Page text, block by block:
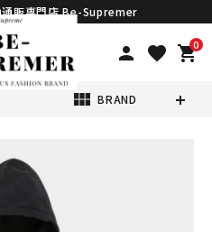
通販専門店 Be-Supremer
person favorite 0
shopping_cart
view_module BRAND